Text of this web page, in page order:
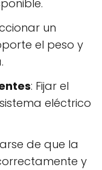
un
el peso y
: Fijar el
eléctrico
de que la
y